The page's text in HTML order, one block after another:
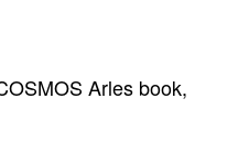
Arles book,